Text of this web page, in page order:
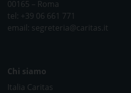
00165 – Roma
tel: +39 06 661 771
email: segreteria@caritas.it
Chi siamo
Italia Caritas